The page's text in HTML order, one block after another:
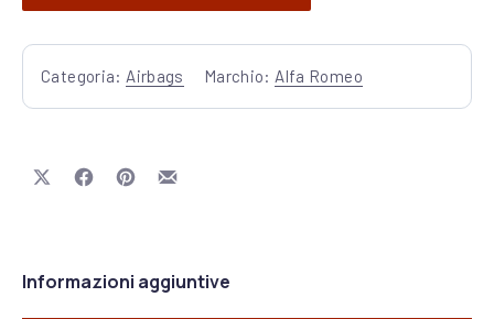
Categoria: Airbags Marchio: Alfa Romeo
Share on XShare on Facebook
Share on Pinterest
Share by Email
Informazioni aggiuntive